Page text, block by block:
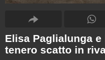
Elisa Paglialunga
tenero scatto in